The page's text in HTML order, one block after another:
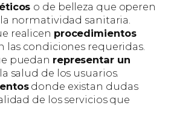
o de belleza que operen
normatividad sanitaria.
realicen procedimientos
las condiciones requeridas.
puedan representar un
salud de los usuarios.
donde existan dudas
de los servicios que